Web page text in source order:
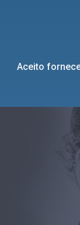
Aceito